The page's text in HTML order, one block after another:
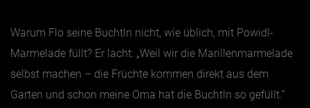
Warum Flo seine Buchtln nicht, wie üblich, mit Powidl-
Marmelade füllt? Er lacht: „Weil wir die Marillenmarmelade
selbst machen – die Früchte kommen direkt aus dem
Garten und schon meine Oma hat die Buchtln so gefüllt.“